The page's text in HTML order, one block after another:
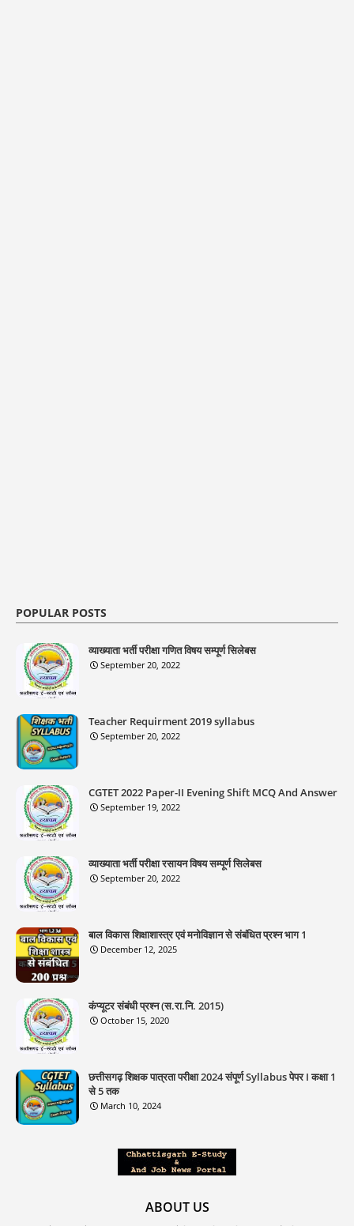
POPULAR POSTS
व्याख्याता भर्ती परीक्षा गणित विषय सम्पूर्ण सिलेबस
September 20, 2022
Teacher Requirment 2019 syllabus
September 20, 2022
CGTET 2022 Paper-II Evening Shift MCQ And Answer
September 19, 2022
व्याख्याता भर्ती परीक्षा रसायन विषय सम्पूर्ण सिलेबस
September 20, 2022
बाल विकास शिक्षाशास्त्र एवं मनोविज्ञान से संबंधित प्रश्न भाग 1
December 12, 2025
कंप्यूटर संबंधी प्रश्न (स.रा.नि. 2015)
October 15, 2020
छत्तीसगढ़ शिक्षक पात्रता परीक्षा 2024 संपूर्ण Syllabus पेपर I कक्षा 1
से 5 तक
March 10, 2024
ABOUT US